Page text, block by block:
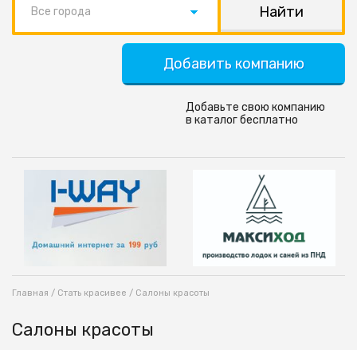
Все города
Добавить компанию
Добавьте свою компанию
в каталог бесплатно
Главная / Стать красивее / Салоны красоты
Салоны красоты